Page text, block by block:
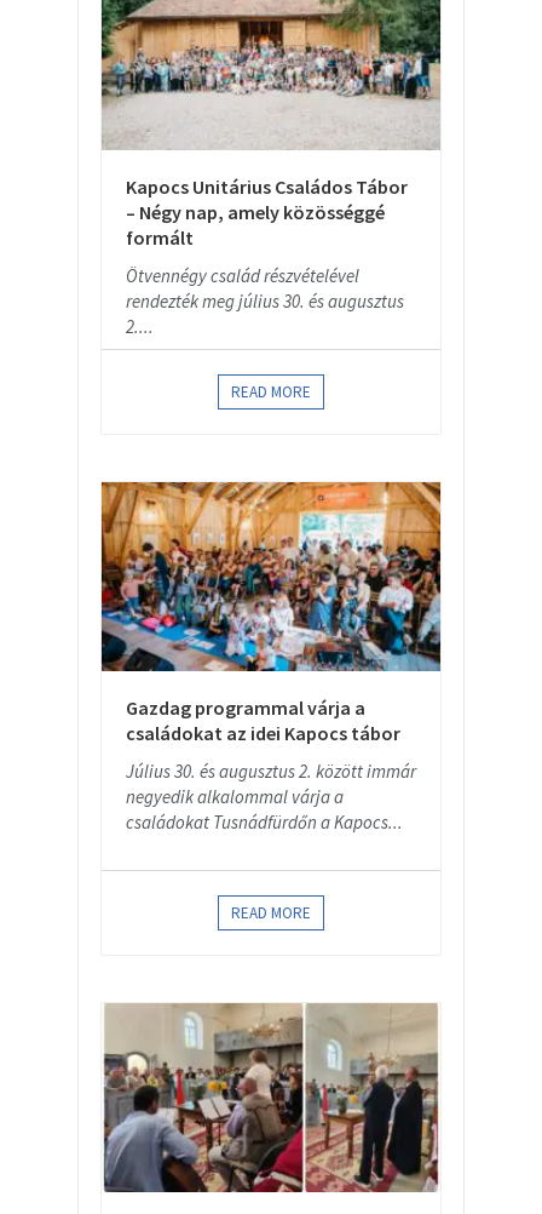
Kapocs Unitárius Családos Tábor
– Négy nap, amely közösséggé
formált
Ötvennégy család részvételével
rendezték meg július 30. és augusztus
2....
READ MORE
Gazdag programmal várja a
családokat az idei Kapocs tábor
Július 30. és augusztus 2. között immár
negyedik alkalommal várja a
családokat Tusnádfürdőn a Kapocs...
READ MORE